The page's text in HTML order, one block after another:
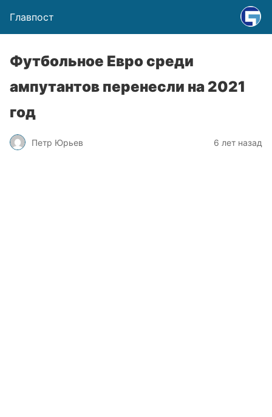
Главпост
Футбольное Евро среди
ампутантов перенесли на 2021
год
Петр Юрьев 6 лет назад